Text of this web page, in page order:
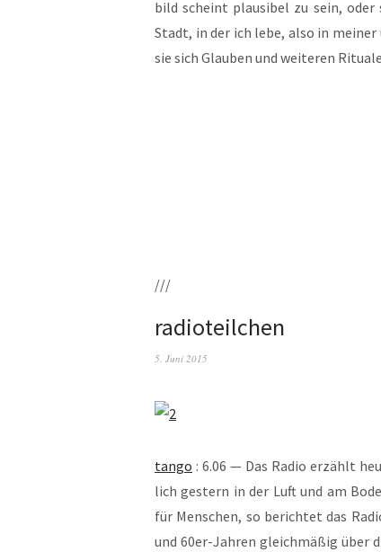
bild scheint plau­si­bel zu sein, oder
Stadt, in der ich lebe, also in
sie sich Glau­ben und wei­te­ren
///
radioteilchen
5. Juni 2015
tan­go : 6.06 — Das Radio erzählt
lich ges­tern in der Luft und am
für Men­schen, so berich­tet das
und 60er-Jah­ren gleich­mä­ßig über